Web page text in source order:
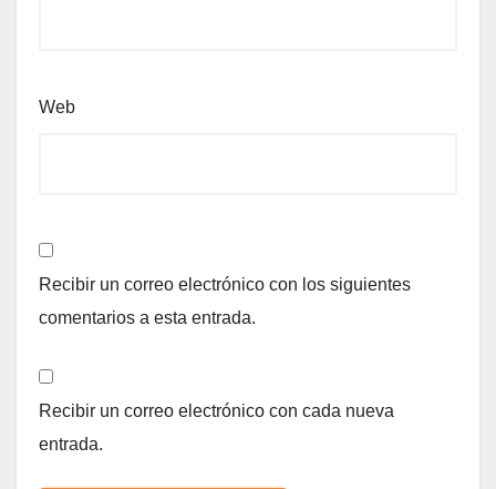
Web
Recibir un correo electrónico con los siguientes
comentarios a esta entrada.
Recibir un correo electrónico con cada nueva
entrada.